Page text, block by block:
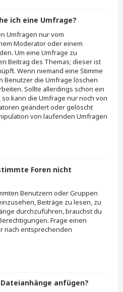
ich eine Umfrage?
Umfragen nur vom
Moderator oder einem
Um eine Umfrage zu
Beitrag des Themas; dieser ist
Wenn niemand eine Stimme
Benutzer die Umfrage löschen
Sollte allerdings schon ein
kann die Umfrage nur noch von
geändert oder gelöscht
von laufenden Umfragen
Foren nicht
Benutzern oder Gruppen
Beiträge zu lesen, zu
durchzuführen, brauchst du
Frage einen
nach entsprechenden
anfügen?